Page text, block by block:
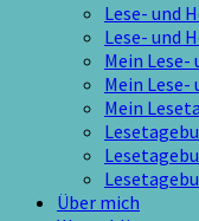
Lese- und
Lese- und
Mein Lese-
Mein Lese-
Mein
Über mich